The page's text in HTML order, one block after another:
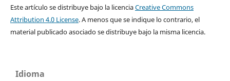
Este artículo se distribuye bajo la licenciaCreative Commons
Attribution 4.0 License. A menos que se indique lo contrario, el
material publicado asociado se distribuye bajo la misma licencia.
Idioma